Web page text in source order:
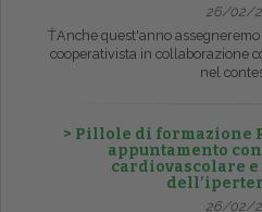
26/02/
ŤAnche quest'anno
cooperativista in collaborazione
nel
> Pillole di formazione
appuntamento
cardiovascolare
26/02/